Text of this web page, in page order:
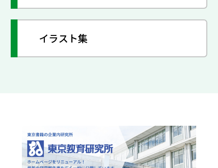
イラスト集